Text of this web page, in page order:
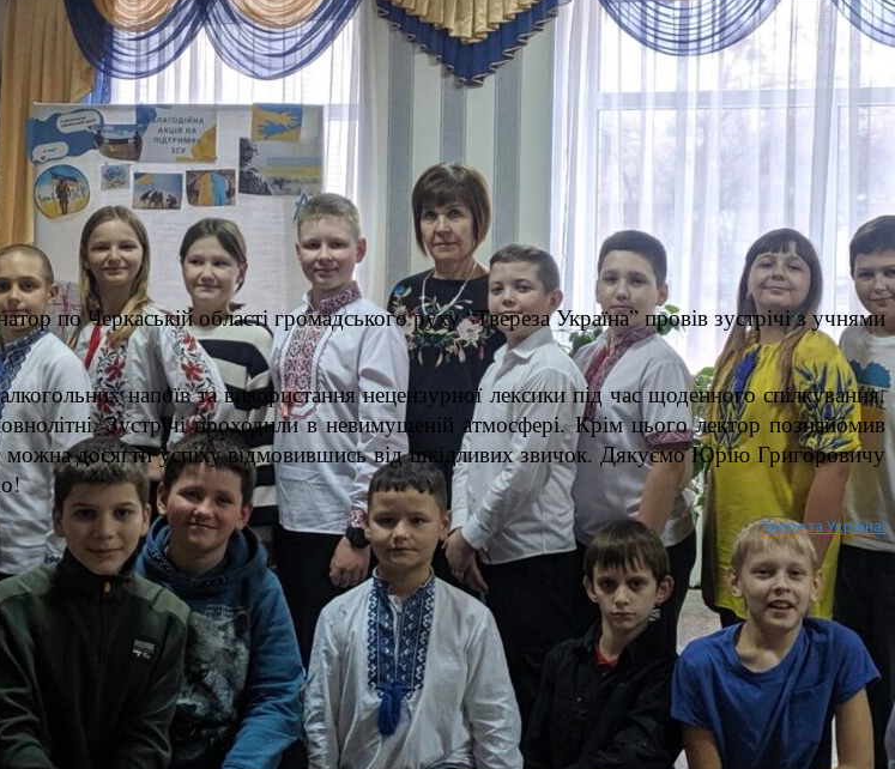
по Черкаській області громадського руху “Твереза Україна” провів зустрічі з учнями
напоїв та використання нецензурної лексики під час щоденного спілкування.
Зустрічі проходили в невимушеній атмосфері. Крім цього лектор познайомив
можна досягти успіху відмовившись від шкідливих звичок. Дякуємо Юрію Григоровичу
Твереза Україна!